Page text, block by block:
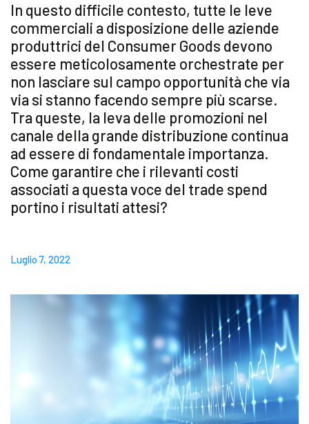
Blog
Contattaci
Akeron Corporate
Community
IT
In questo difficile contesto, tutte le leve
commerciali a disposizione delle aziende
produttrici del Consumer Goods devono
essere meticolosamente orchestrate per
non lasciare sul campo opportunità che via
via si stanno facendo sempre più scarse.
Tra queste, la leva delle promozioni nel
canale della grande distribuzione continua
ad essere di fondamentale importanza.
Come garantire che i rilevanti costi
associati a questa voce del trade spend
portino i risultati attesi?
Luglio 7, 2022